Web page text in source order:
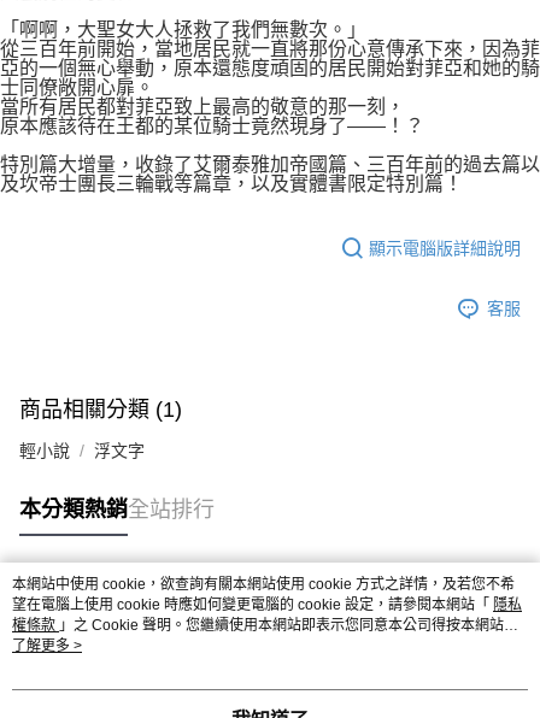
「啊啊，大聖女大人拯救了我們無數次。」
從三百年前開始，當地居民就一直將那份心意傳承下來，因為菲
亞的一個無心舉動，原本還態度頑固的居民開始對菲亞和她的騎
士同僚敞開心扉。
當所有居民都對菲亞致上最高的敬意的那一刻，
原本應該待在王都的某位騎士竟然現身了——！？
特別篇大增量，收錄了艾爾泰雅加帝國篇、三百年前的過去篇以
及坎帝士團長三輪戰等篇章，以及實體書限定特別篇！
顯示電腦版詳細說明
客服
商品相關分類 (1)
輕小說 浮文字
本分類熱銷全站排行
熱門標籤
本網站中使用 cookie，欲查詢有關本網站使用 cookie 方式之詳情，及若您不希
望在電腦上使用 cookie 時應如何變更電腦的 cookie 設定，請參閱本網站「 隱私
權條款 」之 Cookie 聲明。您繼續使用本網站即表示您同意本公司得按本網站使
用條款之 Cookie 聲明使用 cookie。
了解更多 >